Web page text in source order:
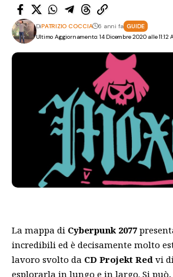
Ultimo Aggiornamento: 14 Dicembre 2020 alle 11:12
DiPATRIZIO COCCIA 6 anni fa GUIDE
La mappa di Cyberpunk 2077
incredibili ed è decisamente molto
lavoro svolto da CD Projekt Red vi
esplorarla in lungo e in largo. Si